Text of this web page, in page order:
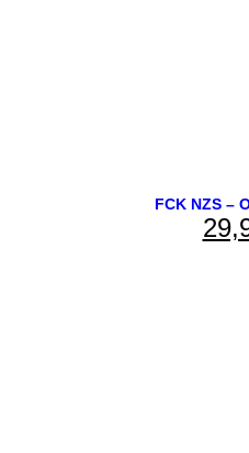
FCK NZS –